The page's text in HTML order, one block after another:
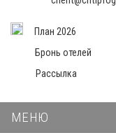
План 2026
Бронь отелей
Рассылка
МЕНЮ